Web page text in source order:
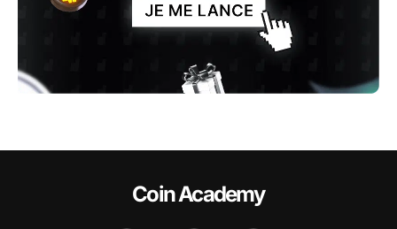
Coin Academy